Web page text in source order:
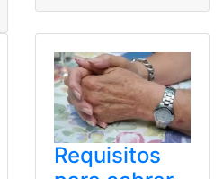
mies,pago,Puntos
Requisitos